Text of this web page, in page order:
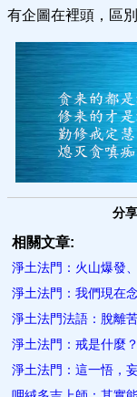
有企圖在裡頭，區
分
相關文章:
淨土法門：火山爆發
淨土法門：我們現在
淨土法門法語：脫離
淨土法門：戒是什麼
淨土法門：這一悟，